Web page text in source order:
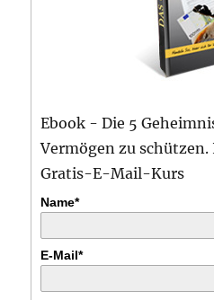
Ebook - Die 5
Vermögen zu
Gratis-E-Mail-Kurs
Name*
E-Mail*